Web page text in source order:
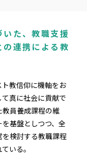
た、教職支援
連携による教
教信仰に機軸をお
真に社会に貢献で
員養成課程の維
基盤としつつ、全
検討する教職課程
いる。